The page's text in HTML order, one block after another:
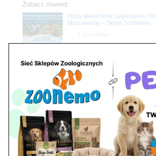
Zobacz również
Ryby akwariowe Legionowo i
Mazowiecki – Sklep ZooNemo
Z Życia Sklepu
rośliny akwariowe w ZooNemo
Nowy Dwór Mazowiecki
Upały wracają! Zadbaj o
z matami chłodzącymi ZooNemo
Z Życia Sklepu
Petito Pet Shop – Internetowy
Online! Wszystko Dla Twojego